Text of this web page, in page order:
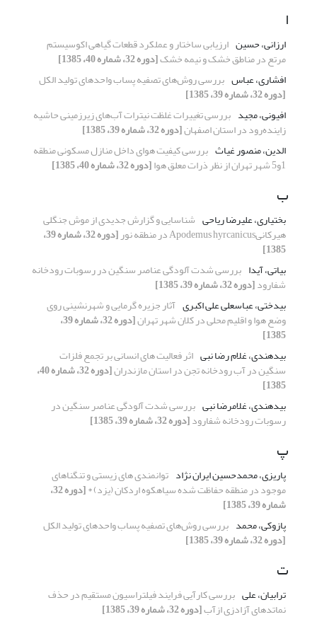
ا
ارزانی، حسین ارزیابی ساختار و عملکرد قطعات گیاهی اکوسیستم
مرتع در مناطق خشک و نیمه خشک[دوره 32، شماره 40، 1385]
افشاری، عباس بررسی روش‌های تصفیه پساب واحدهای تولید الکل
[دوره 32، شماره 39، 1385]
افیونی، مجید بررسی تغییرات غلظت نیترات آب‌های زیرزمینی حاشیه
زاینده‌رود در استان اصفهان[دوره 32، شماره 39، 1385]
الدین، منصور غیاث بررسی کیفیت هوای داخل منازل مسکونی منطقه
1و5 شهر تهران از نظر ذرات معلق هوا [دوره 32، شماره 40، 1385]
ب
بختیاری، علیرضا ریاحی شناسایی و گزارش جدیدی از موش جنگلی
هیرکانیApodemus hyrcanicus در منطقه نور [دوره 32، شماره 39،
1385]
بیاتی، آیدا بررسی شدت آلودگی عناصر سنگین در رسوبات رودخانه
شفارود[دوره 32، شماره 39، 1385]
بیدختی، عباسعلی علی اکبری آثار جزیره گرمایی و شهرنشینی روی
وضع هوا و اقلیم محلی در کلان شهر تهران [دوره 32، شماره 39،
1385]
بیدهندی، غلام رضا نبی اثر فعالیت های انسانی بر تجمع فلزات
سنگین در آب رودخانه تجن در استان مازندران [دوره 32، شماره 40،
1385]
بیدهندی، غلامرضا نبی بررسی شدت آلودگی عناصر سنگین در
رسوبات رودخانه شفارود[دوره 32، شماره 39، 1385]
پ
پاریزی، محمدحسین ایران نژاد توانمندی های زیستی و تنگناهای
موجود در منطقه حفاظت شده سیاهکوه اردکان (یزد) * [دوره 32،
شماره 39، 1385]
پازوکی، محمد بررسی روش‌های تصفیه پساب واحدهای تولید الکل
[دوره 32، شماره 39، 1385]
ت
ترابیان، علی بررسی کارآیی فرایند فیلتراسیون مستقیم در حذف
نماتدهای آزادزی ازآب[دوره 32، شماره 39، 1385]